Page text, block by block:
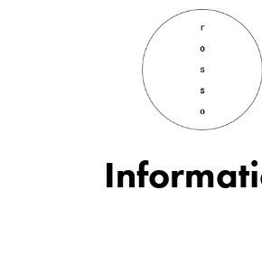
Top
Hair
Staff